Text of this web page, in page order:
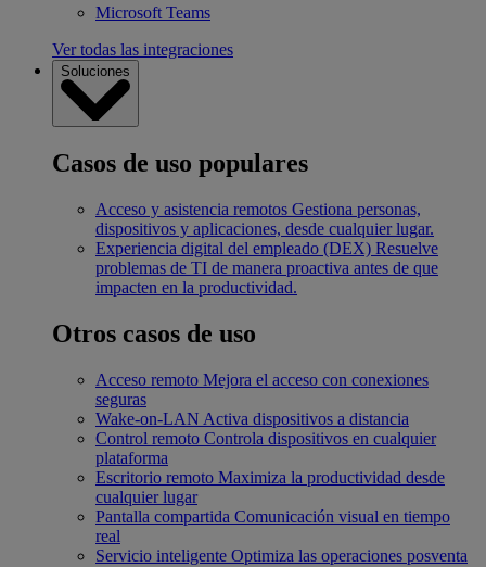
Microsoft Teams
Ver todas las integraciones
Soluciones
Casos de uso populares
Acceso y asistencia remotos Gestiona personas,
dispositivos y aplicaciones, desde cualquier lugar.
Experiencia digital del empleado (DEX) Resuelve
problemas de TI de manera proactiva antes de que
impacten en la productividad.
Otros casos de uso
Acceso remoto Mejora el acceso con conexiones
seguras
Wake-on-LAN Activa dispositivos a distancia
Control remoto Controla dispositivos en cualquier
plataforma
Escritorio remoto Maximiza la productividad desde
cualquier lugar
Pantalla compartida Comunicación visual en tiempo
real
Servicio inteligente Optimiza las operaciones posventa